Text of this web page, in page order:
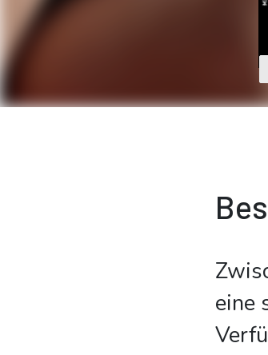
eine